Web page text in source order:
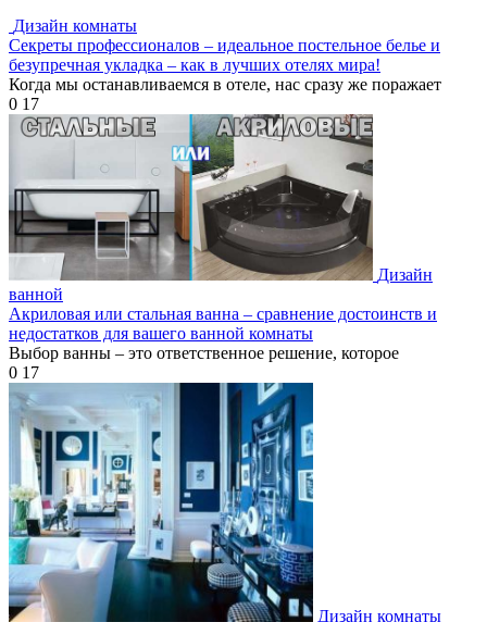
Дизайн комнаты
Секреты профессионалов – идеальное постельное белье и
безупречная укладка – как в лучших отелях мира!
Когда мы останавливаемся в отеле, нас сразу же поражает
0 17
Дизайн
ванной
Акриловая или стальная ванна – сравнение достоинств и
недостатков для вашего ванной комнаты
Выбор ванны – это ответственное решение, которое
0 17
Дизайн комнаты